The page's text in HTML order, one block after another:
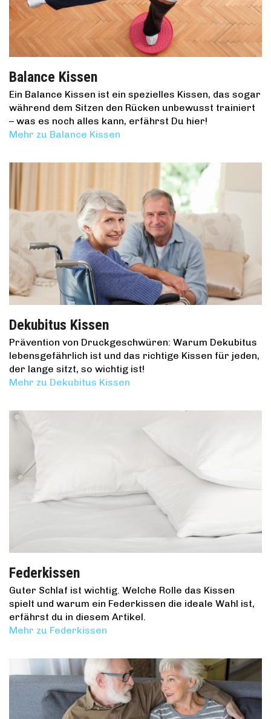
Balance Kissen
Ein Balance Kissen ist ein spezielles Kissen, das sogar
während dem Sitzen den Rücken unbewusst trainiert
– was es noch alles kann, erfährst Du hier!
Mehr zu Balance Kissen
Dekubitus Kissen
Prävention von Druckgeschwüren: Warum Dekubitus
lebensgefährlich ist und das richtige Kissen für jeden,
der lange sitzt, so wichtig ist!
Mehr zu Dekubitus Kissen
Federkissen
Guter Schlaf ist wichtig. Welche Rolle das Kissen
spielt und warum ein Federkissen die ideale Wahl ist,
erfährst du in diesem Artikel.
Mehr zu Federkissen